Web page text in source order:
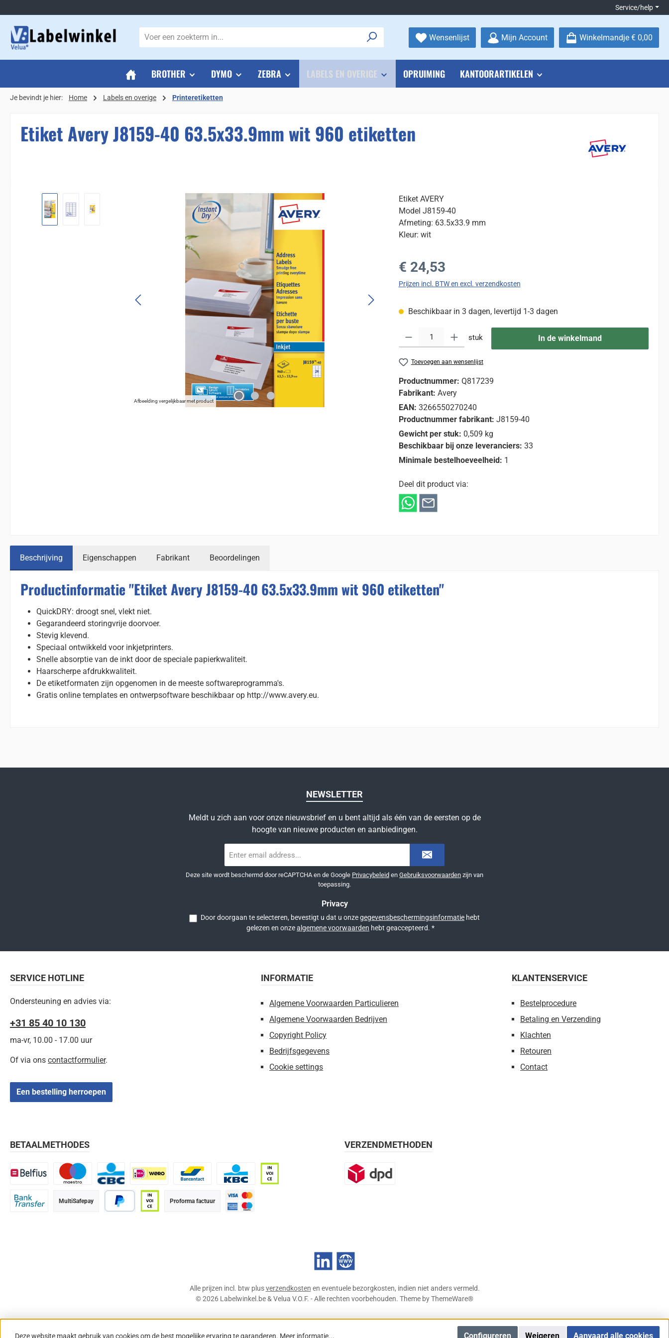
Service/help
WensenlijstJe hebt 0 items op je verlanglijstje
Mijn Account Winkelmandje € 0,00
BROTHER DYMO ZEBRA LABELS EN OVERIGE OPRUIMING KANTOORARTIKELEN
Je bevindt je hier: Home Labels en overige Printeretiketten
Etiket Avery J8159-40 63.5x33.9mm wit 960 etiketten
Sla de afbeeldingengalerij over
Afbeelding vergelijkbaar met product
Etiket AVERY
Model J8159-40
Afmeting: 63.5x33.9 mm
Kleur: wit
Normale prijs:
€ 24,53
Prijzen incl. BTW en excl. verzendkosten
Beschikbaar in 3 dagen, levertijd 1-3 dagen
Producthoeveelheid: Voer de gewenste hoeveelheid in of gebruik de knoppen om de
stuk In de winkelmand
Toevoegen aan wensenlijst
Productnummer: Q817239
Fabrikant: Avery
EAN: 3266550270240
Productnummer fabrikant: J8159-40
Gewicht per stuk: 0,509 kg
Beschikbaar bij onze leveranciers: 33
Minimale bestelhoeveelheid: 1
Deel dit product via:
Beschrijving Eigenschappen Fabrikant Beoordelingen
Productinformatie "Etiket Avery J8159-40 63.5x33.9mm wit 960 etiketten"
QuickDRY: droogt snel, vlekt niet.
Gegarandeerd storingvrije doorvoer.
Stevig klevend.
Speciaal ontwikkeld voor inkjetprinters.
Snelle absorptie van de inkt door de speciale papierkwaliteit.
Haarscherpe afdrukkwaliteit.
De etiketformaten zijn opgenomen in de meeste softwareprogramma's.
Gratis online templates en ontwerpsoftware beschikbaar op http://www.avery.eu.
NEWSLETTER
Meldt u zich aan voor onze nieuwsbrief en u bent altijd als één van de eersten op de
hoogte van nieuwe producten en aanbiedingen.
mailadres
Deze site wordt beschermd door reCAPTCHA en de Google Privacybeleid en Gebruiksvoorwaarden zijn van
toepassing.
Privacy
Door doorgaan te selecteren, bevestigt u dat u onzegegevensbeschermingsinformatie hebt
gelezen en onzealgemene voorwaarden hebt geaccepteerd. *
SERVICE HOTLINE
Ondersteuning en advies via:
+31 85 40 10 130
ma-vr, 10.00 - 17.00 uur
Of via ons contactformulier.
Een bestelling herroepen
INFORMATIE
Algemene Voorwaarden Particulieren
Algemene Voorwaarden Bedrijven
Copyright Policy
Bedrijfsgegevens
Cookie settings
KLANTENSERVICE
Bestelprocedure
Betaling en Verzending
Klachten
Retouren
Contact
BETAALMETHODES
iDEAL | Wero
MultiSafepay Proforma factuur
CBC
VERZENDMETHODEN
LinkedIn Website
Alle prijzen incl. btw plusverzendkosten en eventuele bezorgkosten, indien niet anders vermeld.
© 2026 Labelwinkel.be & Velua V.O.F. - Alle rechten voorbehouden. Theme byThemeWare®
Deze website maakt gebruik van cookies om de best mogelijke ervaring te garanderen. Meer informatie... Weigeren
Configureren Aanvaard alle cookies